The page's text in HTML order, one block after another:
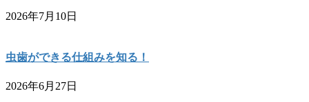
2026年7月10日
虫歯ができる仕組みを知る！
2026年6月27日